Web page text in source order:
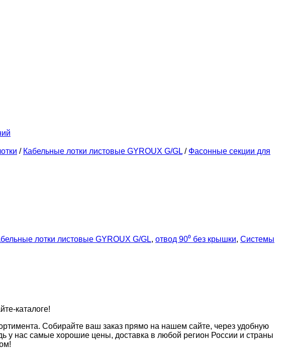
/ Кабельные лотки листовые GYROUX G/GL / Фасонные секции для
лотки листовые GYROUX G/GL, отвод 90⁰ без крышки, Системы
каталоге!
Собирайте ваш заказ прямо на нашем сайте, через удобную
нас самые хорошие цены, доставка в любой регион России и страны